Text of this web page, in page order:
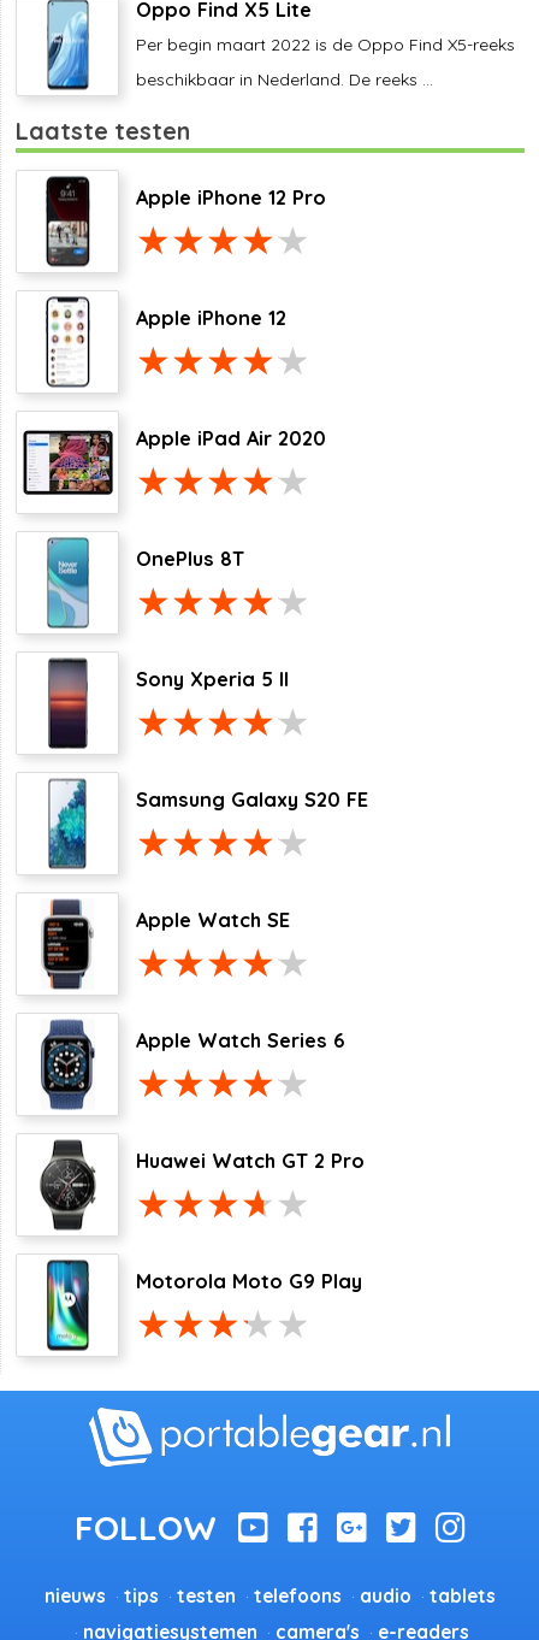
Oppo Find X5 Lite
Per begin maart 2022 is de Oppo Find X5-reeks
beschikbaar in Nederland. De reeks ...
Laatste testen
Apple iPhone 12 Pro
Apple iPhone 12
Apple iPad Air 2020
OnePlus 8T
Sony Xperia 5 II
Samsung Galaxy S20 FE
Apple Watch SE
Apple Watch Series 6
Huawei Watch GT 2 Pro
Motorola Moto G9 Play
nieuws tips testen telefoons audio
tablets
navigatiesystemen
camera's e-readers